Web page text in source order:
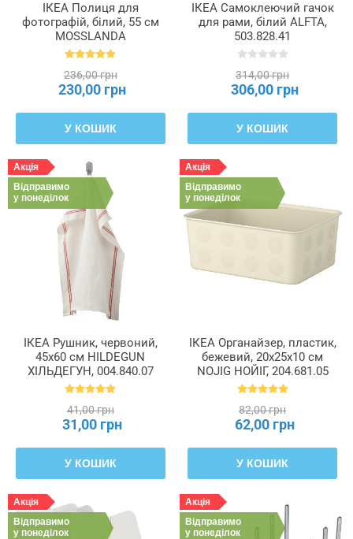
ІКЕА Полиця для
фотографій, білий, 55 см
MOSSLANDA
МОССЛЕНДА, 402.917.66
236,00 грн
230,00 грн
У КОШИК
ІКЕА Самоклеючий гачок
для рами, білий ALFTA,
503.828.41
314,00 грн
306,00 грн
У КОШИК
Акція
Відправимо
у понеділок
ІКЕА Рушник, червоний,
45x60 см HILDEGUN
ХІЛЬДЕГУН, 004.840.07
41,00 грн
31,00 грн
У КОШИК
Акція
Відправимо
у понеділок
ІКЕА Органайзер, пластик,
бежевий, 20x25x10 см
NOJIG НОЙІГ, 204.681.05
82,00 грн
62,00 грн
У КОШИК
Акція
Відправимо
у понеділок
Акція
Відправимо
у понеділок